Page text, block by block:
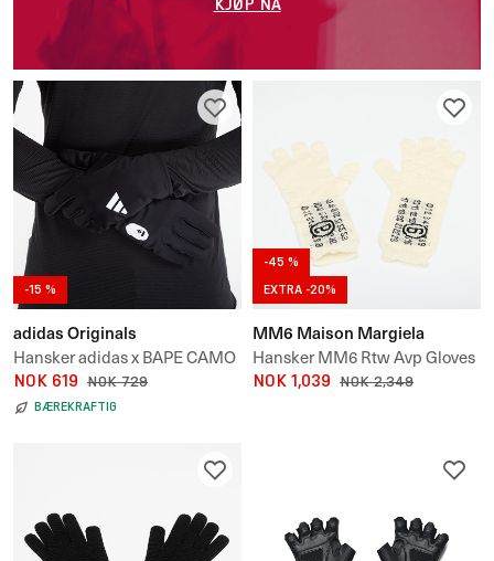
-15 %
adidas Originals
Hansker adidas x BAPE CAMO
GLOVE
NOK 619 NOK 729
BÆREKRAFTIG
-45 %
EXTRA -20%
MM6 Maison Margiela
Hansker MM6 Rtw Avp Gloves
NOK 1,039 NOK 2,349